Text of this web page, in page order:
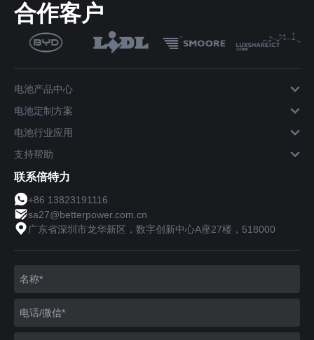
合作客户
电池产品中心
电池定制方案
电池行业应用
支持帮助
联系倍特力
+86 13823191116
sa27@betterpower.com.cn
广东省深圳市龙华新区，数字创新中心A座27楼，518000